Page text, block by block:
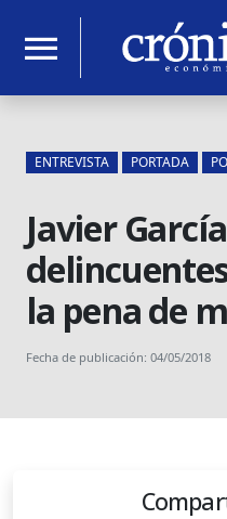
menu
ENTREVISTA PORTADA
Javier
la pena de
Fecha de publicación: 04/05/2018